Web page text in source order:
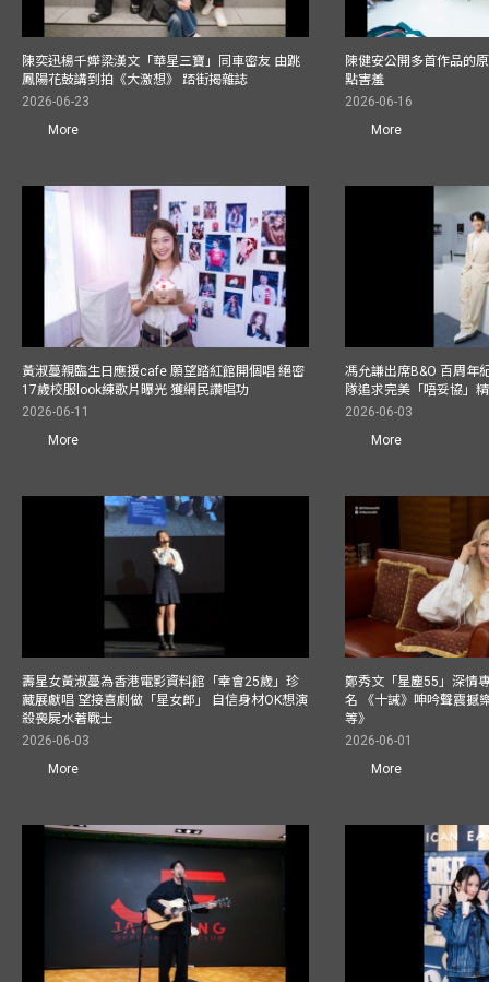
陳奕迅楊千嬅梁漢文「華星三寶」同車密友 由跳
鳳陽花鼓講到拍《大激想》 踎街揭雜誌
2026-06-23
More
陳健安公開多首作品的
點害羞
2026-06-16
More
黃淑蔓親臨生日應援cafe 願望踏紅館開個唱 絕密
17歲校服look練歌片曝光 獲網民讚唱功
2026-06-11
More
馮允謙出席B&O 百周年
隊追求完美「唔妥協」
2026-06-03
More
壽星女黃淑蔓為香港電影資料館「幸會25歲」珍
藏展獻唱 望接喜劇做「星女郎」 自信身材OK想演
殺喪屍水著戰士
2026-06-03
More
鄭秀文「星塵55」深情
名 《十誡》呻吟聲震撼
等》
2026-06-01
More